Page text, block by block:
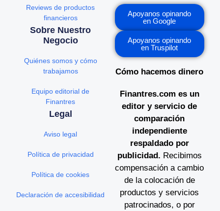
Apoyanos opinando
en Google
Apoyanos opinando
en Truspilot
Cómo hacemos dinero
Finantres.com es un
editor y servicio de
comparación
independiente
respaldado por
publicidad. Recibimos
compensación a cambio
de la colocación de
productos y servicios
patrocinados, o por
Reviews de productos
financieros
Sobre Nuestro
Negocio
Quiénes somos y cómo
trabajamos
Equipo editorial de
Finantres
Legal
Aviso legal
Política de privacidad
Política de cookies
Declaración de accesibilidad